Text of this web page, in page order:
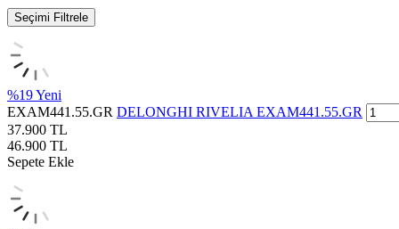
Seçimi Filtrele
%19Yeni
EXAM441.55.GR DELONGHI RIVELIA EXAM441.55.GR
37.900 TL
46.900 TL
Sepete Ekle